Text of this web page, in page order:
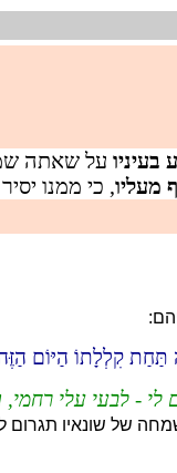
בעיניו על שאתה
מעליו, כי ממנו
תַּחַת קִלְלָתוֹ הַיּוֹם
- לבעי עלי רחמי,
של שונאיו תגרום